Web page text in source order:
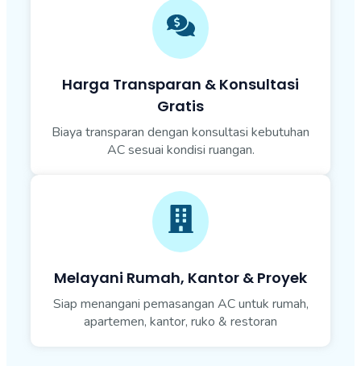
Harga Transparan & Konsultasi
Gratis
Biaya transparan dengan konsultasi kebutuhan
AC sesuai kondisi ruangan.
Melayani Rumah, Kantor & Proyek
Siap menangani pemasangan AC untuk rumah,
apartemen, kantor, ruko & restoran